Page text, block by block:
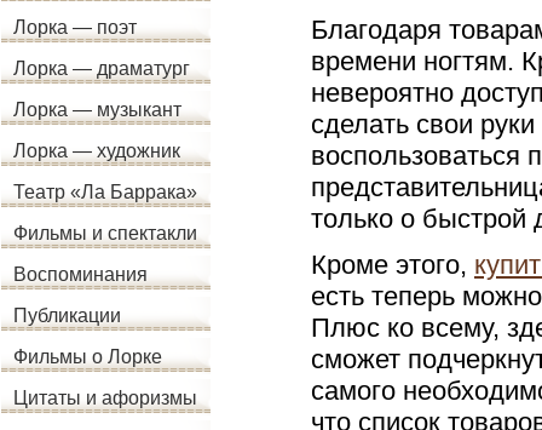
Лорка — поэт
Лорка — драматург
Лорка — музыкант
Лорка — художник
Театр «Ла Баррака»
Фильмы и спектакли
Воспоминания
Публикации
Фильмы о Лорке
Цитаты и афоризмы
Благодаря
времени ногтям.
невероятно
сделать свои
только о быстрой
Кроме этого,
есть теперь
Плюс ко всему,
сможет
самого
что список